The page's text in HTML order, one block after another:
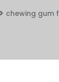
chewing gum